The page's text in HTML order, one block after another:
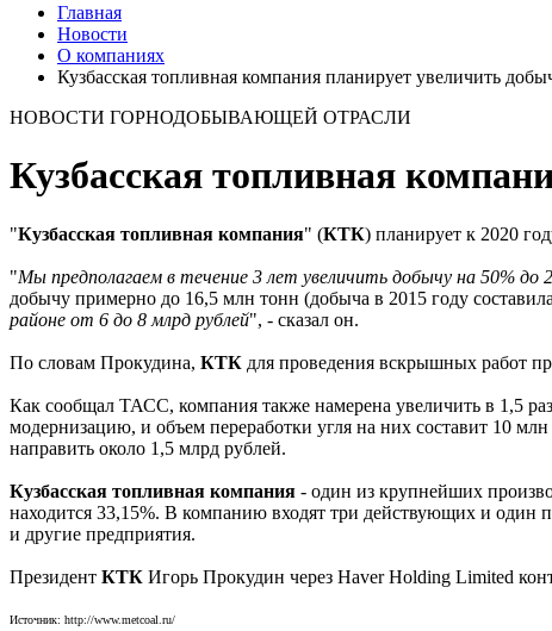
Главная
Новости
О компаниях
Кузбасская топливная компания планирует увеличить
НОВОСТИ ГОРНОДОБЫВАЮЩЕЙ ОТРАСЛИ
Кузбасская топливная
"Кузбасская топливная компания" (КТК) планирует к 2020
"Мы предполагаем в течение 3 лет увеличить добычу на 50%
добычу примерно до 16,5 млн тонн (добыча в 2015 году
районе от 6 до 8 млрд рублей", - сказал он.
По словам Прокудина, КТК для проведения вскрышных работ
Как сообщал ТАСС, компания также намерена увеличить в 1,5
модернизацию, и объем переработки угля на них составит 10
направить около 1,5 млрд рублей.
Кузбасская топливная компания - один из крупнейших
находится 33,15%. В компанию входят три действующих и один
и другие предприятия.
Президент КТК Игорь Прокудин через Haver Holding Limited
Источник: http://www.metcoal.ru/